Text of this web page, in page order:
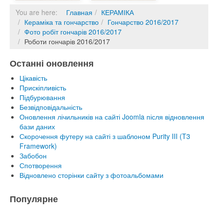
You are here: Главная
КЕРАМІКА
Кераміка та гончарство
Гончарство 2016/2017
Фото робіт гончарів 2016/2017
Роботи гончарів 2016/2017
Останні оновлення
Цікавість
Прискіпливість
Підбурювання
Безвідповідальність
Оновлення лічильників на сайті Joomla після відновлення
бази даних
Скорочення футеру на сайті з шаблоном Purity III (T3
Framework)
Забобон
Спотворення
Відновлено сторінки сайту з фотоальбомами
Популярне